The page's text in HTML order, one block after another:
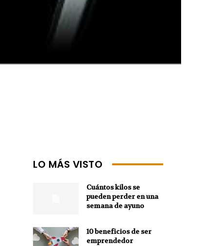
LO MÁS VISTO
Cuántos kilos se
pueden perder en una
semana de ayuno
10 beneficios de ser
emprendedor